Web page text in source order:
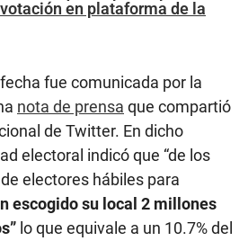
en plataforma de la
fue comunicada por la
nota de prensa que compartió
de Twitter. En dicho
electoral indicó que “de los
electores hábiles para
escogido su local 2 millones
lo que equivale a un 10.7% del